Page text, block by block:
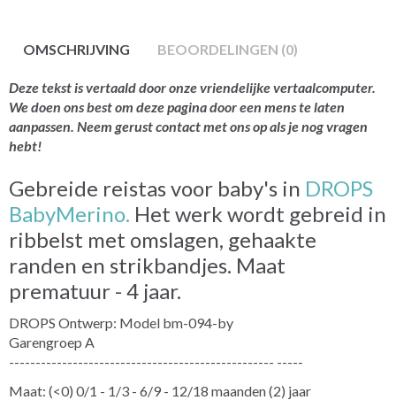
OMSCHRIJVING BEOORDELINGEN (0)
Deze tekst is vertaald door onze vriendelijke vertaalcomputer.
We doen ons best om deze pagina door een mens te laten
aanpassen. Neem gerust contact met ons op als je nog vragen
hebt!
Gebreide reistas voor baby's in DROPS
BabyMerino. Het werk wordt gebreid in
ribbelst met omslagen, gehaakte
randen en strikbandjes. Maat
prematuur - 4 jaar.
DROPS Ontwerp: Model bm-094-by
Garengroep A
-------------------------------------------------- -----
Maat: (<0) 0/1 - 1/3 - 6/9 - 12/18 maanden (2) jaar